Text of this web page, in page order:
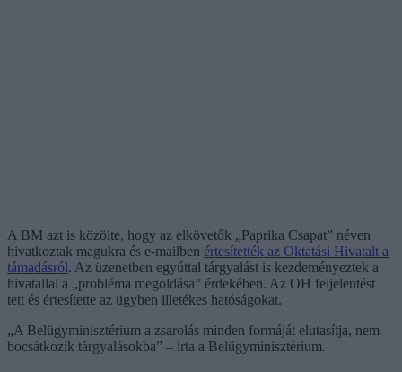
A BM azt is közölte, hogy az elkövetők „Paprika Csapat” néven
hivatkoztak magukra és e-mailben értesítették az Oktatási Hivatalt a
támadásról. Az üzenetben egyúttal tárgyalást is kezdeményeztek a
hivatallal a „probléma megoldása” érdekében. Az OH feljelentést
tett és értesítette az ügyben illetékes hatóságokat.
„A Belügyminisztérium a zsarolás minden formáját elutasítja, nem
bocsátkozik tárgyalásokba” – írta a Belügyminisztérium.